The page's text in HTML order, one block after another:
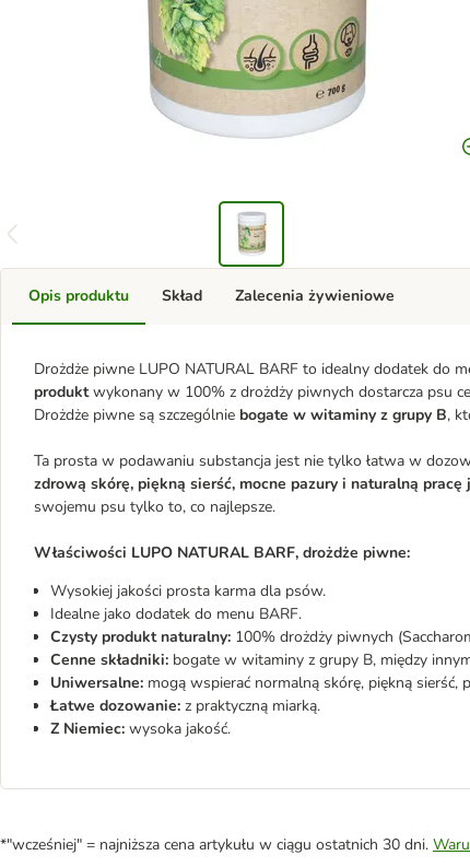
Opis produktu
Drożdże piwne LUPO NATURAL BARF to idealny dodatek do
produktwykonany w 100% z drożdży piwnych dostarcza psu
Drożdże piwne są szczególnie bogate w witaminy z grupy B,
Ta prosta w podawaniu substancja jest nie tylko łatwa w
zdrową skórę, piękną sierść, mocne pazury i naturalną
swojemu psu tylko to, co najlepsze.
Właściwości LUPO NATURAL BARF, drożdże piwne:
Wysokiej jakości prosta karma dla psów.
Idealne jako dodatek do menu BARF.
Czysty produkt naturalny: 100% drożdży piwnych
Cenne składniki: bogate w witaminy z grupy B, między
Uniwersalne: mogą wspierać normalną skórę, piękną sierść,
Łatwe dozowanie: z praktyczną miarką.
Z Niemiec: wysoka jakość.
Skład Zalecenia żywieniowe
*"wcześniej" = najniższa cena artykułu w ciągu ostatnich 30 dni.